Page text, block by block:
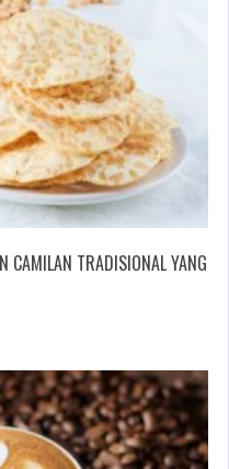
CAMILAN TRADISIONAL YANG